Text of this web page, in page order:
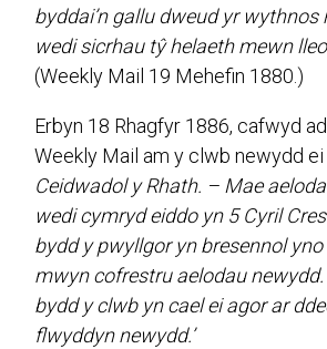
byddai’n gallu dweud yr wythnos
wedi sicrhau tŷ helaeth mewn
(Weekly Mail 19 Mehefin 1880.)
Erbyn 18 Rhagfyr 1886, cafwyd
Weekly Mail am y clwb newydd
Ceidwadol y Rhath. – Mae
wedi cymryd eiddo yn 5 Cyril
bydd y pwyllgor yn bresennol
mwyn cofrestru aelodau
bydd y clwb yn cael ei agor ar
flwyddyn newydd.’